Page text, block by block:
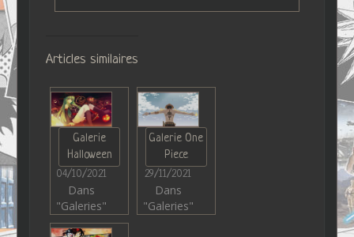
Articles similaires
Galerie
Halloween
04/10/2021
Dans
"Galeries"
Galerie One
Piece
29/11/2021
Dans
"Galeries"